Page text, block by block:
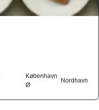
København
Ø
Nordhavn